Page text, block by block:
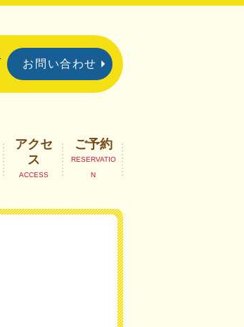
お問い合わせ
アクセ
ス
ご予約